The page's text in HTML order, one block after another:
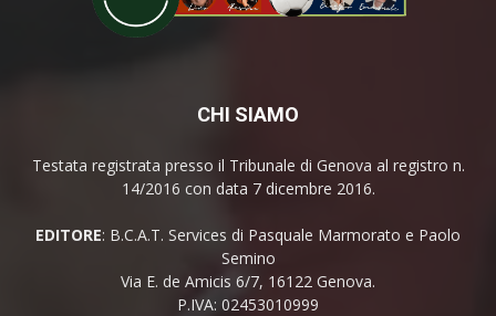
CHI SIAMO
Testata registrata presso il Tribunale di Genova al registro n.
14/2016 con data 7 dicembre 2016.
EDITORE: B.C.A.T. Services di Pasquale Marmorato e Paolo
Semino
Via E. de Amicis 6/7, 16122 Genova.
P.IVA: 02453010999